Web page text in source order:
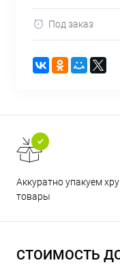
Под заказ
Аккуратно упакуем
товары
СТОИМОСТЬ